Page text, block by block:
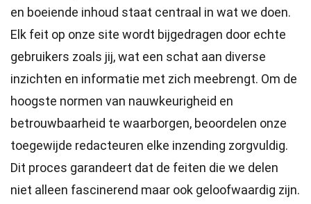
en boeiende inhoud staat centraal in wat we doen.
Elk feit op onze site wordt bijgedragen door echte
gebruikers zoals jij, wat een schat aan diverse
inzichten en informatie met zich meebrengt. Om de
hoogste normen van nauwkeurigheid en
betrouwbaarheid te waarborgen, beoordelen onze
toegewijde redacteuren elke inzending zorgvuldig.
Dit proces garandeert dat de feiten die we delen
niet alleen fascinerend maar ook geloofwaardig zijn.